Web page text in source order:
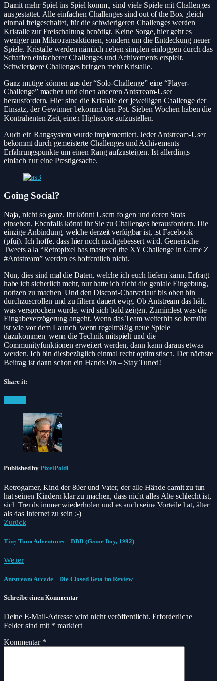
Damit mehr Spiel ins Spiel kommt, sind viele Spiele mit Challenges
ausgestattet. Alle einfachen Challenges sind out of the Box gleich
einmal freigeschaltet, für die schwierigeren Challenges werden
Kristalle zur Freischaltung benötigt. Keine Sorge, hier geht es
weniger um Mikrotransaktionen, sondern um die Entdeckung neuer
Spiele. Kristalle werden nämlich neben simplen einloggen durch das
Schaffen einfacherer Challenges und Achivements erspielt.
Schwierigere Challenges bringen mehr Kristalle.
Ganz mutige können aus der “Solo-Challenge” eine “Player-
Challenge” machen und einen anderen Antstream-User
herausfordern. Hier sind die Kristalle der jeweiligen Challenge der
Einsatz, der Gewinner bekommt den Pot. Sieben Wochen haben die
Kontrahenten Zeit, einen Highscore aufzustellen.
Auch ein Rangsystem wurde implementiert. Jeder Antstream-User
bekommt durch gemeisterte Challenges und Achivements
Erfahrungspunkte um einen Rang aufzusteigen. Ist allerdings
einfach nur eine Prestigesache.
Going Social?
Naja, nicht so ganz. Ihr könnt Usern folgen und deren Stats
einsehen. Ebenfalls könnt ihr Sie zu Challenges herausfordern. Die
einzige Anbindung, welche derzeit verfügbar ist, ist Facebook
(pfui). Ich hoffe, dass hier noch nachgebessert wird. Generische
Tweets a la “Retropixel has mastered the XY Challenge in Game Z
#Antstream” werden es hoffentlich nicht.
Nun, dies sind mal die Daten, welche ich euch liefern kann. Erfragt
habe ich sicherlich mehr, nur hatte ich nicht die geniale Eingebung,
notizen zu machen. Und den Discord-Chatverlauf bis oben hin
durchzuscrollen und zu filtern dauert ewig. Ob Antstream das hält,
was versprochen wurde, wird sich bald zeigen. Zumindest was die
Eingabeverzögerung angeht. Wenn das Team weiterhin so bemüht
ist wie vor dem Launch, wenn regelmäßig neue Spiele
dazukommen, wenn die Technik mitspielt und die
Communityfunktionen erweitert werden, dann kann daraus etwas
werden. Ich bin diesbezüglich einmal recht optimistisch. Der nächste
Beitrag ist dann schon ein Hands On – Stay Tuned!
Share it:
Published by PixelPoldi
Retrogamer, Kind der 80er und Vater, der alle Hände damit zu tun
hat seinen Kindern klar zu machen, dass nicht alles Alte schlecht ist,
sich Trends immer wiederholen und es auch seine Vorteile hat, älter
als das Internet zu sein ;-)
Zurück
Tiny Toon Adventures – BBB (Game Boy, 1992)
Weiter
Antstream Arcade – Die Closed Beta im Review
Schreibe einen Kommentar
Deine E-Mail-Adresse wird nicht veröffentlicht. Erforderliche
Felder sind mit * markiert
Kommentar *